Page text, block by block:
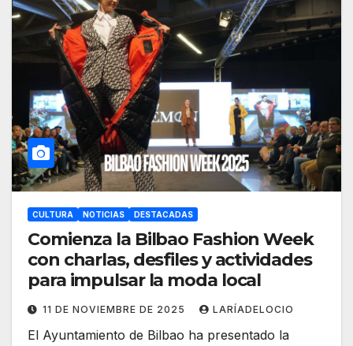
CULTURA NOTICIAS DESTACADAS
Comienza la Bilbao Fashion Week
con charlas, desfiles y actividades
para impulsar la moda local
11 DE NOVIEMBRE DE 2025 LARÍADELOCIO
El Ayuntamiento de Bilbao ha presentado la